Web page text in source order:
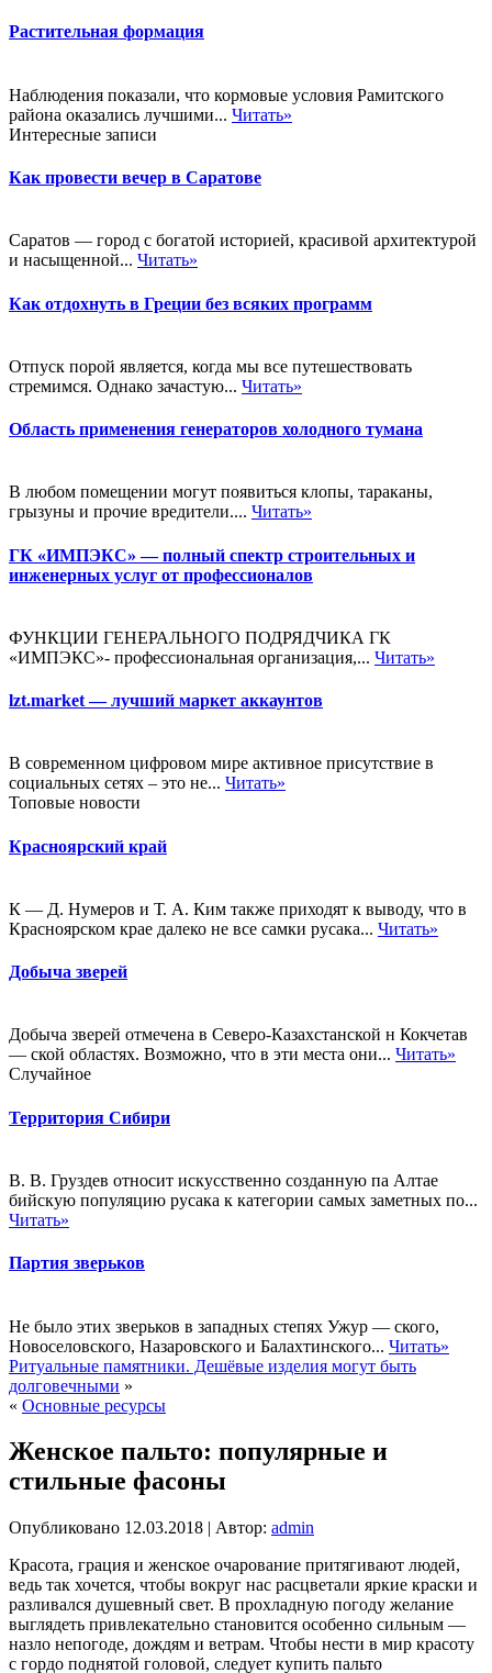
Растительная формация
Наблюдения показали, что кормовые условия Рамитского
района оказались лучшими... Читать»
Интересные записи
Как провести вечер в Саратове
Саратов — город с богатой историей, красивой архитектурой
и насыщенной... Читать»
Как отдохнуть в Греции без всяких программ
Отпуск порой является, когда мы все путешествовать
стремимся. Однако зачастую... Читать»
Область применения генераторов холодного тумана
В любом помещении могут появиться клопы, тараканы,
грызуны и прочие вредители.... Читать»
ГК «ИМПЭКС» — полный спектр строительных и
инженерных услуг от профессионалов
ФУНКЦИИ ГЕНЕРАЛЬНОГО ПОДРЯДЧИКА ГК
«ИМПЭКС»- профессиональная организация,... Читать»
lzt.market — лучший маркет аккаунтов
В современном цифровом мире активное присутствие в
социальных сетях – это не... Читать»
Топовые новости
Красноярский край
К — Д. Нумеров и Т. А. Ким также приходят к выводу, что в
Красноярском крае далеко не все самки русака... Читать»
Добыча зверей
Добыча зверей отмечена в Северо-Казахстанской н Кокчетав
— ской областях. Возможно, что в эти места они... Читать»
Случайное
Территория Сибири
В. В. Груздев относит искусственно созданную па Алтае
бийскую популяцию русака к категории самых заметных по...
Читать»
Партия зверьков
Не было этих зверьков в западных степях Ужур — ского,
Новоселовского, Назаровского и Балахтинского... Читать»
Ритуальные памятники. Дешёвые изделия могут быть
долговечными »
« Основные ресурсы
Женское пальто: популярные и
стильные фасоны
Опубликовано 12.03.2018 | Автор: admin
Красота, грация и женское очарование притягивают людей,
ведь так хочется, чтобы вокруг нас расцветали яркие краски и
разливался душевный свет. В прохладную погоду желание
выглядеть привлекательно становится особенно сильным —
назло непогоде, дождям и ветрам. Чтобы нести в мир красоту
с гордо поднятой головой, следует купить пальто